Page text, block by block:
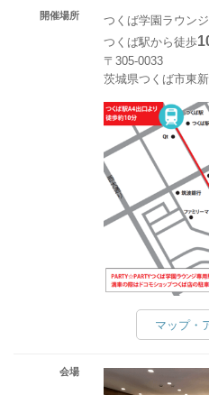
開催場所
つくば学園ラウンジ
つくば駅から徒歩
〒305-0033
茨城県つくば市東
マップ・
会場